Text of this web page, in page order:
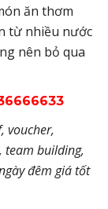
ăn thơm
từ nhiều nước
nên bỏ qua
voucher,
team building,
đêm giá tốt